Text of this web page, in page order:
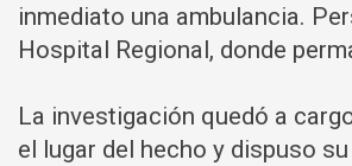
inmediato una ambulancia.
Hospital Regional, donde
La investigación quedó a
el lugar del hecho y dispuso